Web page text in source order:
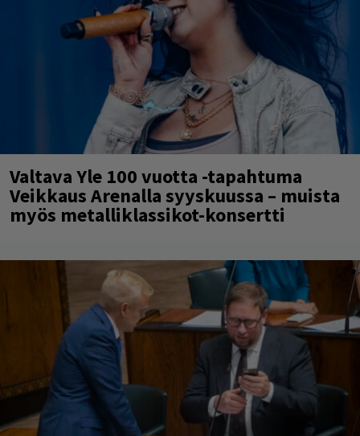
Valtava Yle 100 vuotta -tapahtuma
Veikkaus Arenalla syyskuussa – muista
myös metalliklassikot-konsertti